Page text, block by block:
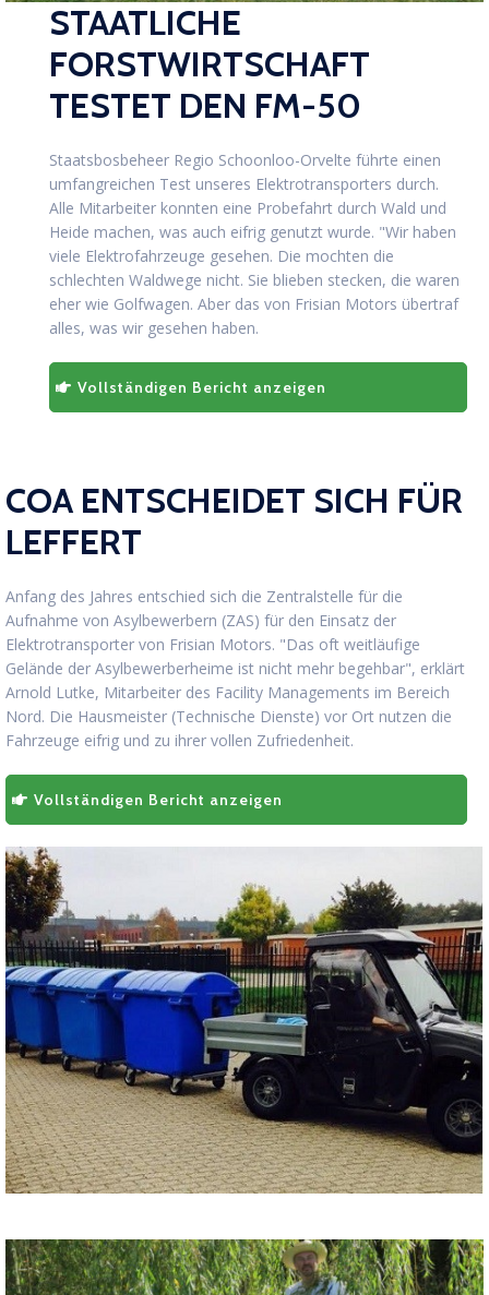
STAATLICHE
FORSTWIRTSCHAFT
TESTET DEN FM-50
Staatsbosbeheer Regio Schoonloo-Orvelte führte einen
umfangreichen Test unseres Elektrotransporters durch.
Alle Mitarbeiter konnten eine Probefahrt durch Wald und
Heide machen, was auch eifrig genutzt wurde. "Wir haben
viele Elektrofahrzeuge gesehen. Die mochten die
schlechten Waldwege nicht. Sie blieben stecken, die waren
eher wie Golfwagen. Aber das von Frisian Motors übertraf
alles, was wir gesehen haben.
Vollständigen Bericht anzeigen
COA ENTSCHEIDET SICH FÜR
LEFFERT
Anfang des Jahres entschied sich die Zentralstelle für die
Aufnahme von Asylbewerbern (ZAS) für den Einsatz der
Elektrotransporter von Frisian Motors. "Das oft weitläufige
Gelände der Asylbewerberheime ist nicht mehr begehbar", erklärt
Arnold Lutke, Mitarbeiter des Facility Managements im Bereich
Nord. Die Hausmeister (Technische Dienste) vor Ort nutzen die
Fahrzeuge eifrig und zu ihrer vollen Zufriedenheit.
Vollständigen Bericht anzeigen